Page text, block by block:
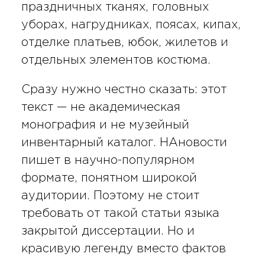
праздничных тканях, головных
уборах, нагрудниках, поясах, кипах,
отделке платьев, юбок, жилетов и
отдельных элементов костюма.
Сразу нужно честно сказать: этот
текст — не академическая
монография и не музейный
инвентарный каталог. НАновости
пишет в научно-популярном
формате, понятном широкой
аудитории. Поэтому не стоит
требовать от такой статьи языка
закрытой диссертации. Но и
красивую легенду вместо фактов